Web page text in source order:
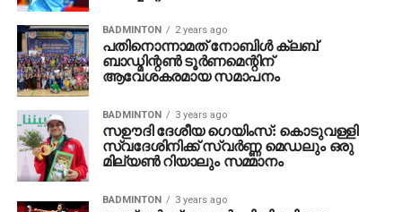
BADMINTON 2 years ago
പതിനൊന്നാമത് നോബിൾ ക്ലബ്
ബാഡ്മിന്റൺ ടൂർണമെന്റിന്
ആവേശകരമായ സമാപനം
BADMINTON 3 years ago
സഊദി ദേശീയ ഗെയിംസ്: കൊടുവള്ളി
സ്വദേശിനിക്ക് സ്വര്‍ണ്ണ മെഡലും ഒരു
മില്യണ്‍ റിയാലും സമ്മാനം
BADMINTON 3 years ago